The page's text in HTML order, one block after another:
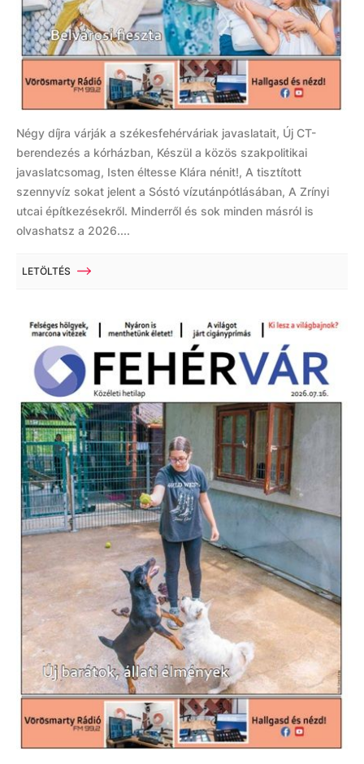
Négy díjra várják a székesfehérváriak javaslatait, Új CT-
berendezés a kórházban, Készül a közös szakpolitikai
javaslatcsomag, Isten éltesse Klára nénit!, A tisztított
szennyvíz sokat jelent a Sóstó vízutánpótlásában, A Zrínyi
utcai építkezésekről. Minderről és sok minden másról is
olvashatsz a 2026....
LETÖLTÉS